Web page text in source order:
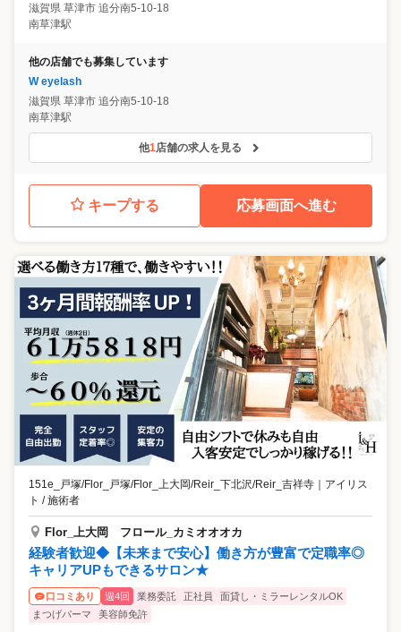
滋賀県 草津市 追分南5-10-18
南草津駅
他の店舗でも募集しています
W eyelash
滋賀県 草津市 追分南5-10-18
南草津駅
他1店舗の求人を見る
キープする 応募画面へ進む
151e_戸塚/Flor_戸塚/Flor_上大岡/Reir_下北沢/Reir_吉祥寺
アイリス
ト / 施術者
Flor_上大岡 フロール_カミオオオカ
経験者歓迎◆【未来まで安心】働き方が豊富で定職率◎
キャリアUPもできるサロン★
口コミあり 週4回 業務委託 正社員
面貸し・ミラーレンタルOK
まつげパーマ
美容師免許